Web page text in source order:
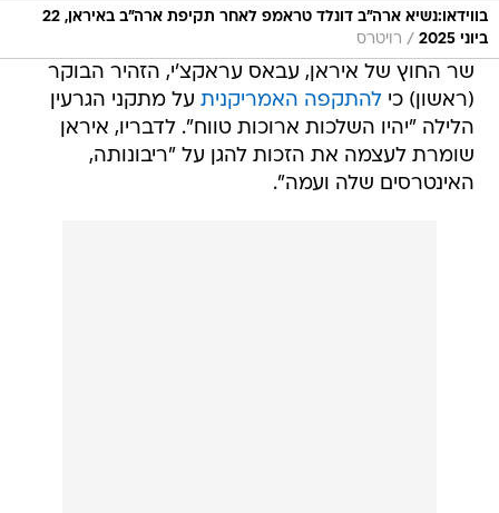
בווידאו:נשיא ארה"ב דונלד טראמפ לאחר תקיפת ארה"ב באיראן, 22
ביוני 2025
/ רויטרס
שר החוץ של איראן, עבאס עראקצ'י, הזהיר הבוקר
(ראשון) כילהתקפה האמריקנית על מתקני הגרעין
הלילה "יהיו השלכות ארוכות טווח". לדבריו, איראן
שומרת לעצמה את הזכות להגן על "ריבונותה,
האינטרסים שלה ועמה".